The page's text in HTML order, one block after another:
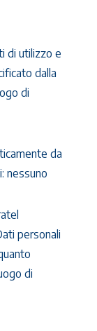
di utilizzo e
dalla
di
da
nessuno
personali
di